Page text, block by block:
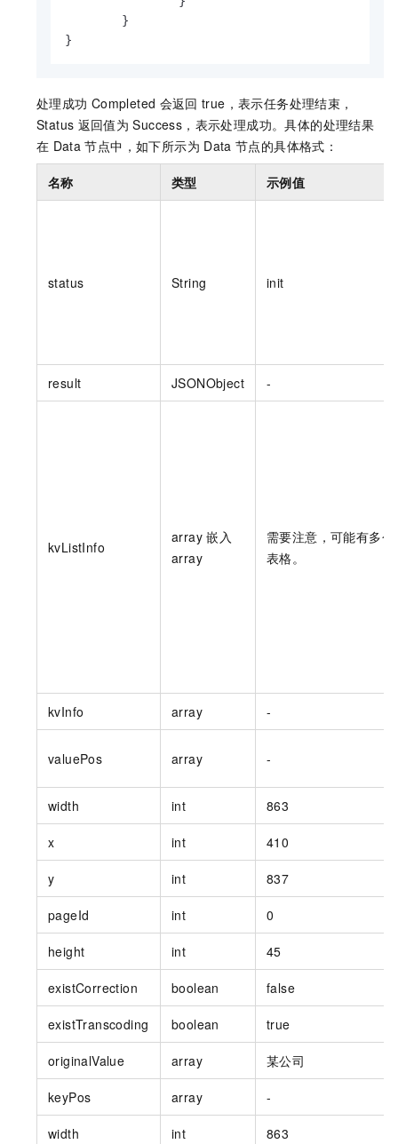
}
}
处理成功 Completed 会返回 true，表示任务处理结束，
Status 返回值为 Success，表示处理成功。具体的处理结果
在 Data 节点中，如下所示为 Data 节点的具体格式：
名称 类型 示例值
status String init
result JSONObject -
kvListInfo
array 嵌入
array
需要注意，可能有多个
表格。
kvInfo array -
valuePos array -
width int 863
x int 410
y int 837
pageId int 0
height int 45
existCorrection boolean false
existTranscoding boolean true
originalValue array 某公司
keyPos array -
width int 863